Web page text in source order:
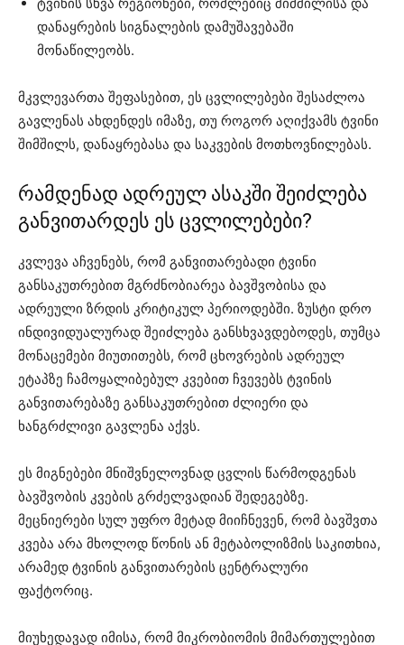
დანაყრების სიგნალების დამუშავებაში
მონაწილეობს.
მკვლევართა შეფასებით, ეს ცვლილებები შესაძლოა
გავლენას ახდენდეს იმაზე, თუ როგორ აღიქვამს ტვინი
შიმშილს, დანაყრებასა და საკვების მოთხოვნილებას.
რამდენად ადრეულ ასაკში შეიძლება
განვითარდეს ეს ცვლილებები?
კვლევა აჩვენებს, რომ განვითარებადი ტვინი
განსაკუთრებით მგრძნობიარეა ბავშვობისა და
ადრეული ზრდის კრიტიკულ პერიოდებში. ზუსტი დრო
ინდივიდუალურად შეიძლება განსხვავდებოდეს, თუმცა
მონაცემები მიუთითებს, რომ ცხოვრების ადრეულ
ეტაპზე ჩამოყალიბებულ კვებით ჩვევებს ტვინის
განვითარებაზე განსაკუთრებით ძლიერი და
ხანგრძლივი გავლენა აქვს.
ეს მიგნებები მნიშვნელოვნად ცვლის წარმოდგენას
ბავშვობის კვების გრძელვადიან შედეგებზე.
მეცნიერები სულ უფრო მეტად მიიჩნევენ, რომ ბავშვთა
კვება არა მხოლოდ წონის ან მეტაბოლიზმის საკითხია,
არამედ ტვინის განვითარების ცენტრალური
ფაქტორიც.
მიუხედავად იმისა, რომ მიკრობიომის მიმართულებით